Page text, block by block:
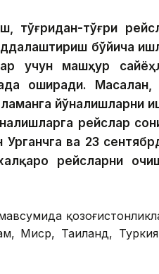
тўғридан-тўғри
бўйича
учун машҳур
оширади. Масалан,
йўналишларни
рейслар
ва 23
рейсларни
Миср, Таиланд,